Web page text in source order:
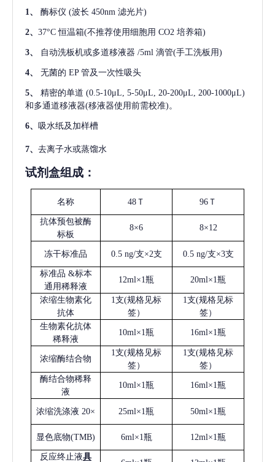
1、 酶标仪 (波长 450nm 滤光片)
2、 37°C 恒温箱(不推荐使用细胞用 CO2 培养箱)
3、 自动洗板机或多道移液器 /5ml 滴管(手工洗板用)
4、 无菌的 EP 管及一次性吸头
5、 精密的单道 (0.5-10μL, 5-50μL, 20-200μL, 200-1000μL)
和多通道移液器(移液器使用前需校准)。
6、 吸水纸及加样槽
7、 去离子水或蒸馏水
试剂盒组成：
名称 48Ｔ 96Ｔ
抗体预包被酶
标板
8×6 8×12
冻干标准品 0.5 ng/支×2支 0.5 ng/支×3支
标准品 &标本
通用稀释液
12ml×1瓶 20ml×1瓶
浓缩生物素化
抗体
1支(规格见标
签）
1支(规格见标
签）
生物素化抗体
稀释液
10ml×1瓶 16ml×1瓶
浓缩酶结合物
1支(规格见标
签）
1支(规格见标
签）
酶结合物稀释
液
10ml×1瓶 16ml×1瓶
浓缩洗涤液 20× 25ml×1瓶 50ml×1瓶
显色底物(TMB) 6ml×1瓶 12ml×1瓶
反应终止液具